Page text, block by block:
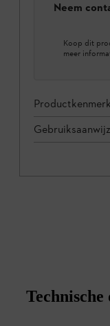
Neem
Koop dit
meer
Technische